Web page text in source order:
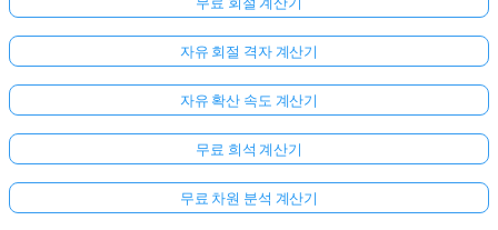
자유 회절 격자 계산기
자유 확산 속도 계산기
무료 희석 계산기
무료 차원 분석 계산기